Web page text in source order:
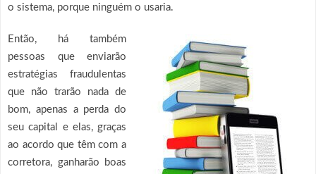
o sistema, porque ninguém o usaria.
Então, há também
pessoas que enviarão
estratégias fraudulentas
que não trarão nada de
bom, apenas a perda do
seu capital e elas, graças
ao acordo que têm com a
corretora, ganharão boas